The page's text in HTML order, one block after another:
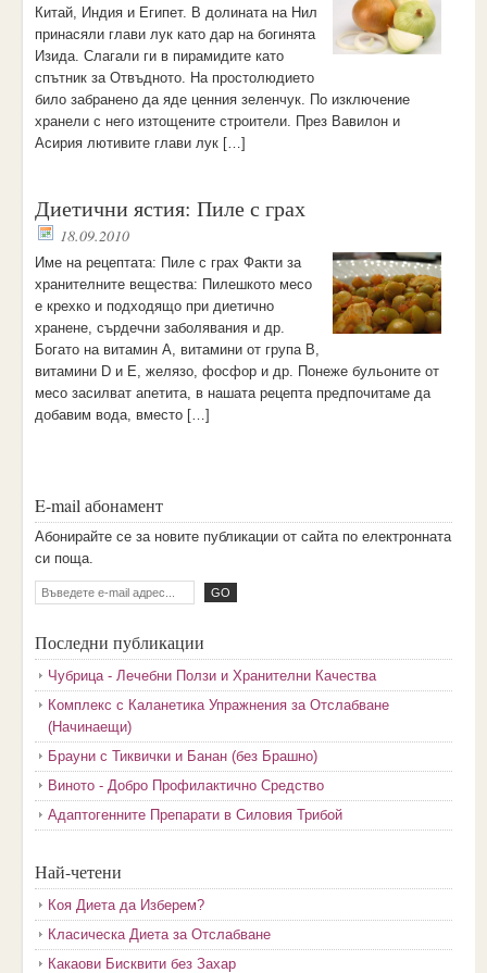
Китай, Индия и Египет. В долината на Нил
принасяли глави лук като дар на богинята
Изида. Слагали ги в пирамидите като
спътник за Отвъдното. На простолюдието
било забранено да яде ценния зеленчук. По изключение
хранели с него изтощените строители. През Вавилон и
Асирия лютивите глави лук […]
Диетични ястия: Пиле с грах
18.09.2010
Име на рецептата: Пиле с грах Факти за
хранителните вещества: Пилешкото месо
е крехко и подходящо при диетично
хранене, сърдечни заболявания и др.
Богато на витамин А, витамини от група В,
витамини D и E, желязо, фосфор и др. Понеже бульоните от
месо засилват апетита, в нашата рецепта предпочитаме да
добавим вода, вместо […]
E-mail абонамент
Aбoниpaйтe ce зa нoвитe пyбликaции oт caйтa пo eлeктpoннaтa
cи пoщa.
Последни публикации
Чубрица - Лечебни Ползи и Хранителни Качества
Комплекс с Каланетика Упражнения за Отслабване
(Начинаещи)
Брауни с Тиквички и Банан (без Брашно)
Виното - Добро Профилактично Средство
Адаптогенните Препарати в Силовия Трибой
Най-четени
Коя Диета да Изберем?
Класическа Диета за Отслабване
Какаови Бисквити без Захар